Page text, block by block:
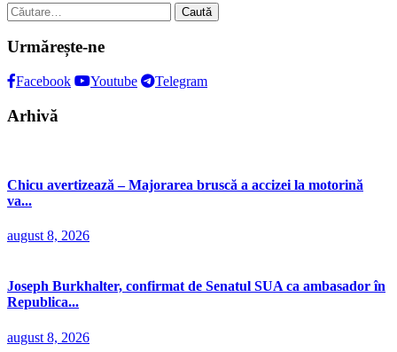
Caută
după:
Urmărește-ne
Facebook Youtube Telegram
Arhivă
Chicu avertizează – Majorarea bruscă a accizei la motorină
va...
august 8, 2026
Joseph Burkhalter, confirmat de Senatul SUA ca ambasador în
Republica...
august 8, 2026